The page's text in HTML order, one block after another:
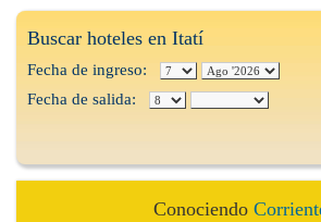
Buscar hoteles en Itatí
Fecha de ingreso:
Fecha de salida:
Conociendo